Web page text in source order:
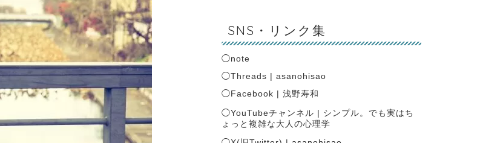
SNS・リンク集
◯note
◯Threads | asanohisao
◯ Facebook | 浅野寿和
◯YouTubeチャンネル | シンプル。でも実はち
ょっと複雑な大人の心理学